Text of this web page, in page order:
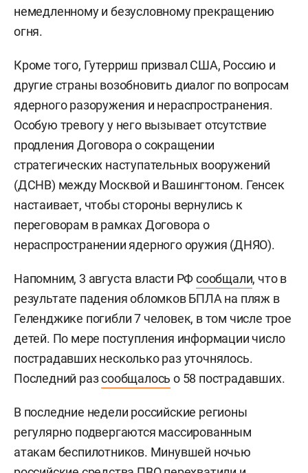
немедленному и безусловному прекращению
огня.
Кроме того, Гутерриш призвал США, Россию и
другие страны возобновить диалог по вопросам
ядерного разоружения и нераспространения.
Особую тревогу у него вызывает отсутствие
продления Договора о сокращении
стратегических наступательных вооружений
(ДСНВ) между Москвой и Вашингтоном. Генсек
настаивает, чтобы стороны вернулись к
переговорам в рамках Договора о
нераспространении ядерного оружия (ДНЯО).
Напомним, 3 августа власти РФсообщали, что в
результате падения обломков БПЛА на пляж в
Геленджике погибли 7 человек, в том числе трое
детей. По мере поступления информации число
пострадавших несколько раз уточнялось.
Последний разсообщалось о 58 пострадавших.
В последние недели российские регионы
регулярно подвергаются массированным
атакам беспилотников. Минувшей ночью